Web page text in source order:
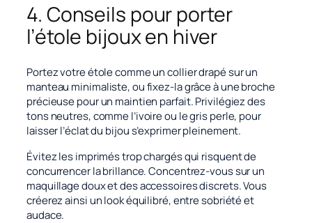
4. Conseils pour porter
l’étole bijoux en hiver
Portez votre étole comme un collier drapé sur un
manteau minimaliste, ou fixez-la grâce à une broche
précieuse pour un maintien parfait. Privilégiez des
tons neutres, comme l’ivoire ou le gris perle, pour
laisser l’éclat du bijou s’exprimer pleinement.
Évitez les imprimés trop chargés qui risquent de
concurrencer la brillance. Concentrez-vous sur un
maquillage doux et des accessoires discrets. Vous
créerez ainsi un look équilibré, entre sobriété et
audace.